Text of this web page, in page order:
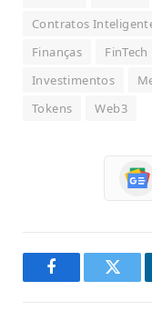
Contratos
Finanças
FinTech
Investimentos
Tokens
Web3
Facebook